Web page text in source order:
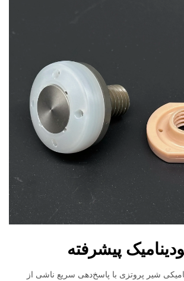
پیشرفته
شیر پروتزی با پاسخ‌دهی سریع ناشی از